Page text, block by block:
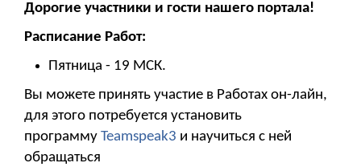
Дорогие участники и гости нашего портала!
Расписание Работ:
Пятница - 19 МСК.
Вы можете принять участие в Работах он-лайн,
для этого потребуется установить
программу Teamspeak3 и научиться с ней
обращаться